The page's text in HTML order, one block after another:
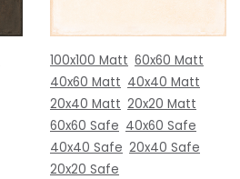
100x100 Matt 60x60 Matt
40x60 Matt 40x40 Matt
20x40 Matt 20x20 Matt
60x60 Safe 40x60 Safe
40x40 Safe 20x40 Safe
20x20 Safe